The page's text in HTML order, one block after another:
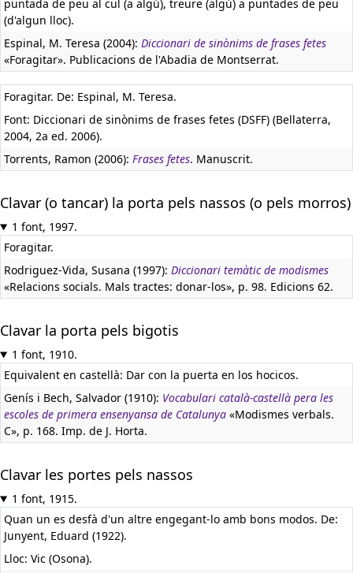
puntada de peu al cul (a algú), treure (algú) a puntades de peu
(d'algun lloc).
Espinal, M. Teresa (2004): Diccionari de sinònims de frases fetes
«Foragitar». Publicacions de l'Abadia de Montserrat.
Foragitar. De: Espinal, M. Teresa.
Font: Diccionari de sinònims de frases fetes (DSFF) (Bellaterra,
2004, 2a ed. 2006).
Torrents, Ramon (2006): Frases fetes. Manuscrit.
Clavar (o tancar) la porta pels nassos (o pels morros)
1 font, 1997.
Foragitar.
Rodriguez-Vida, Susana (1997): Diccionari temàtic de modismes
«Relacions socials. Mals tractes: donar-los», p. 98. Edicions 62.
Clavar la porta pels bigotis
1 font, 1910.
Equivalent en castellà: Dar con la puerta en los hocicos.
Genís i Bech, Salvador (1910): Vocabulari català-castellà pera les
escoles de primera ensenyansa de Catalunya «Modismes verbals.
C», p. 168. Imp. de J. Horta.
Clavar les portes pels nassos
1 font, 1915.
Quan un es desfà d'un altre engegant-lo amb bons modos. De:
Junyent, Eduard (1922).
Lloc: Vic (Osona).